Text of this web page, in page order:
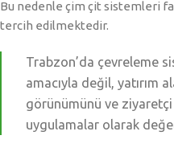
Bu nedenle çim çit sistemleri
tercih edilmektedir.
Trabzon’da çevreleme
amacıyla değil, yatırım
görünümünü ve
uygulamalar olarak